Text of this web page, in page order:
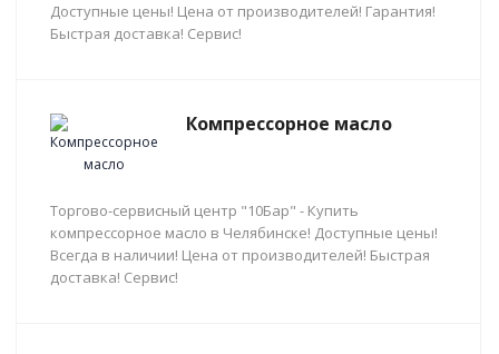
Доступные цены! Цена от производителей! Гарантия!
Быстрая доставка! Сервис!
Компрессорное масло
Торгово-сервисный центр "10Бар" - Купить
компрессорное масло в Челябинске! Доступные цены!
Всегда в наличии! Цена от производителей! Быстрая
доставка! Сервис!